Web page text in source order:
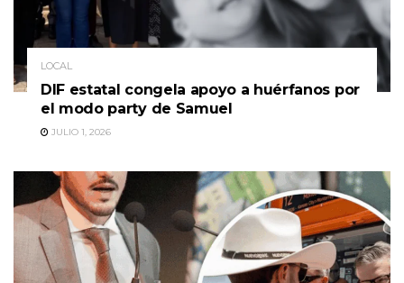
LOCAL
DIF estatal congela apoyo a huérfanos por
el modo party de Samuel
JULIO 1, 2026